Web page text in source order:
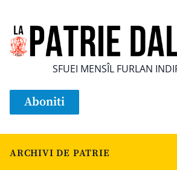
SFUEI MENSÎL FURLAN
Aboniti
ARCHIVI DE PATRIE